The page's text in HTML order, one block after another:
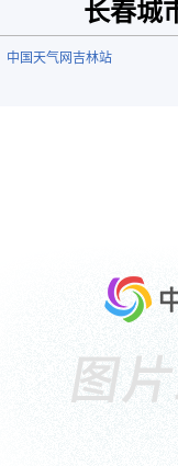
长春城
中国天气网吉林站